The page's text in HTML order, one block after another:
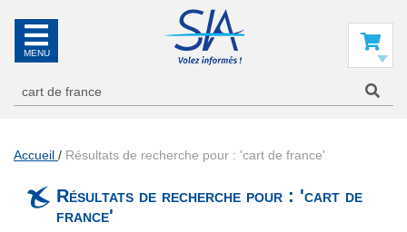
Accueil Résultats de recherche pour : 'cart de france'
Résultats de recherche pour : 'cart de
france'